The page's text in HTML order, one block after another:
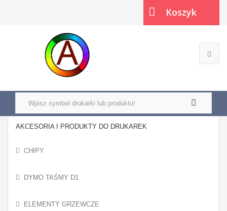
Koszyk
AKCESORIA I PRODUKTY DO DRUKAREK
CHIPY
DYMO TAŚMY D1
ELEMENTY GRZEWCZE